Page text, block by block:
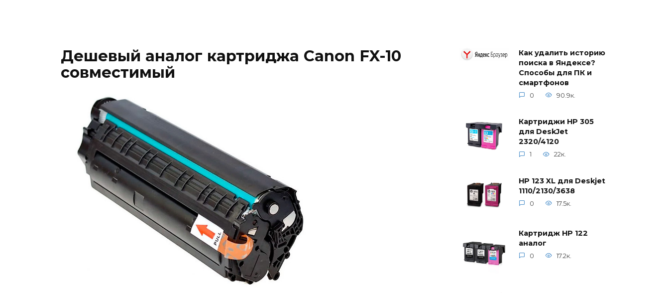
Дешевый аналог картриджа Canon FX-10
совместимый
Как удалить историю
поиска в Яндексе?
Способы для ПК и
смартфонов
0 90.9к.
Картриджи HP 305
для DeskJet
2320/4120
1 22к.
HP 123 XL для Deskjet
1110/2130/3638
0 17.5к.
Картридж HP 122
аналог
0 17.2к.